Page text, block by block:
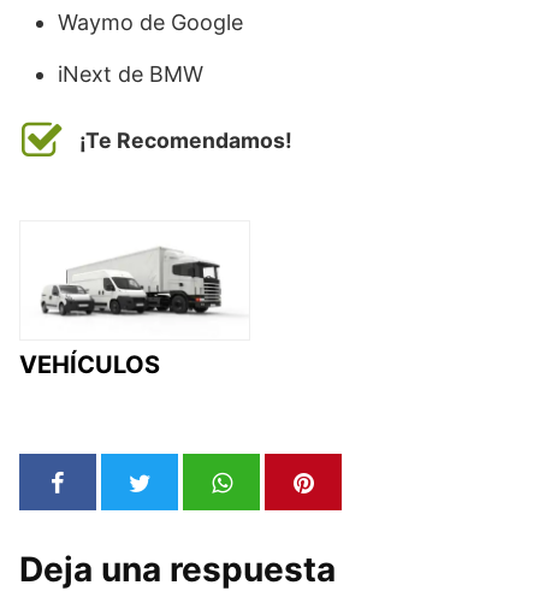
Waymo de Google
iNext de BMW
¡Te Recomendamos!
VEHÍCULOS
Deja una respuesta